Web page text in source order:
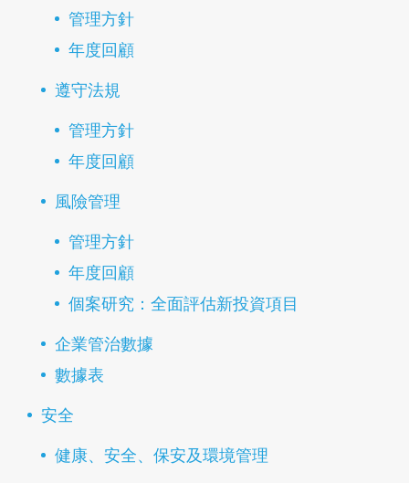
管理方針
年度回顧
遵守法規
管理方針
年度回顧
風險管理
管理方針
年度回顧
個案研究：全面評估新投資項目
企業管治數據
數據表
安全
健康、安全、保安及環境管理